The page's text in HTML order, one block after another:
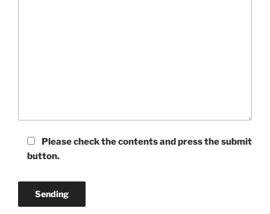
Please check the contents and press the submit
button.